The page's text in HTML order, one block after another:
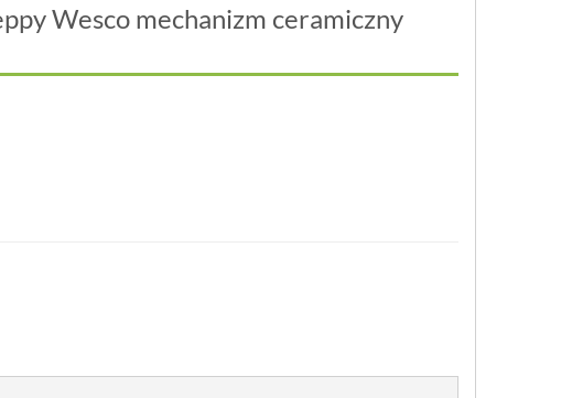
Wesco mechanizm ceramiczny